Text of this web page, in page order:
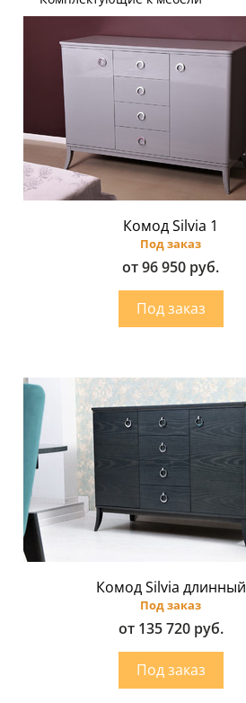
Комод Silvia 1
Под заказ
от 96 950 руб.
Комод Silvia длинный
Под заказ
от 135 720 руб.